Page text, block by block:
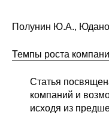
Полунин Ю.А.,
Темпы роста
Статья
компаний и
исходя из